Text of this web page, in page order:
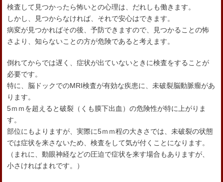
検査して見つかったら怖いとの心理は、だれしも働きます。
しかし、見つからなければ、それで安心はできます。
病変が見つかればその後、予防できますので、見つかることの怖
さより、知らないことの方が危険であると考えます。
倒れてからでは遅く、症状が出ていないときに検査をすることが
必要です。
特に、脳ドックでのMRI検査が有効な疾患に、未破裂脳動脈瘤があ
ります。
5ｍｍを超えると破裂（くも膜下出血）の危険性が特に上がりま
す。
部位にもよりますが、実際に5ｍｍ程の大きさでは、未破裂の状態
では症状を来さないため、検査をして気が付くことになります。
（まれに、動眼神経などの圧迫で症状を来す場合もありますが、
小さければまれです。）